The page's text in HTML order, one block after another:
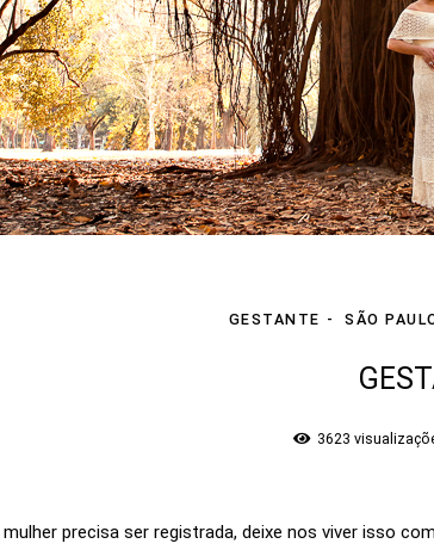
GESTANTE SÃO
3623
precisa ser registrada, deixe nos viver isso